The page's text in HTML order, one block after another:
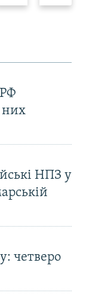
них
НПЗ у
четверо